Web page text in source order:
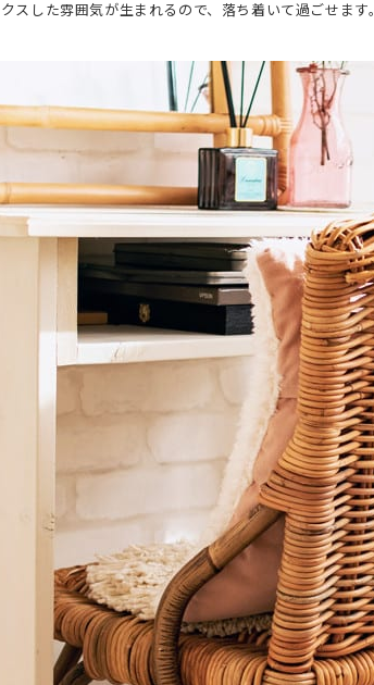
スした雰囲気が生まれるので、落ち着いて過ごせます。